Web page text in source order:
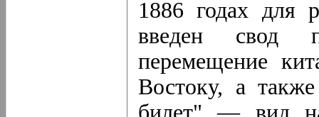
1886 годах для
введен свод
перемещение
Востоку, а
билет" — вид